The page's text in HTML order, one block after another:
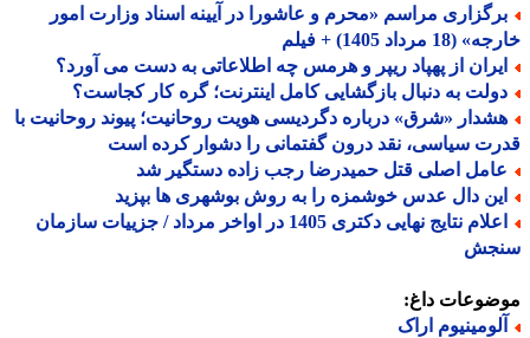
مراسم «محرم و عاشورا در آیینه اسناد وزارت امور
مرداد 1405) + فیلم
از پهپاد ریپر و هرمس چه اطلاعاتی به دست می آورد؟
به دنبال بازگشایی کامل اینترنت؛ گره کار کجاست؟
«شرق» درباره دگردیسی هویت روحانیت؛ پیوند روحانیت با
سیاسی، نقد درون گفتمانی را دشوار کرده است
اصلی قتل حمیدرضا رجب زاده دستگیر شد
دال عدس خوشمزه را به روش بوشهری ها بپزید
اعلام نتایج نهایی دکتری 1405 در اواخر مرداد / جزییات سازمان
داغ:
اراک